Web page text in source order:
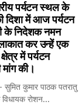
पर्यटन स्थल के
दिशा में आज पर्यटन
के निदेशक नमन
कर उन्हें एक
में पर्यटन
की।
कुमार पाठक पतरातु
विधायक रोशन...